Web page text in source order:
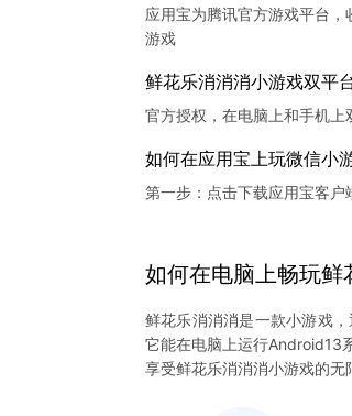
应用宝为腾讯官方游戏平台
鲜花乐消消消小游戏双平
官方授权，在电脑上和手机
如何在应用宝上玩微信小
第一步：点击下载应用宝客
如何在电脑上畅玩鲜
鲜花乐消消消是一款小游戏
它能在电脑上运行Android13
享受鲜花乐消消消小游戏的无